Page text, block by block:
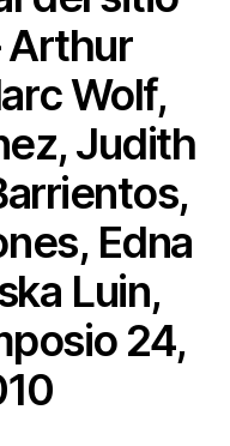
Arthur
Wolf,
Judith
Edna
Luin,
24,